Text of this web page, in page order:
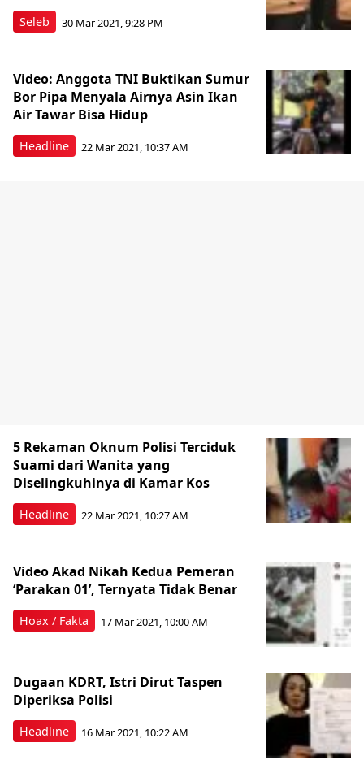
Seleb 30 Mar 2021, 9:28 PM
Headline
Video: Anggota TNI Buktikan Sumur
Bor Pipa Menyala Airnya Asin Ikan
Air Tawar Bisa Hidup
22 Mar 2021, 10:37 AM
Headline
5 Rekaman Oknum Polisi Terciduk
Suami dari Wanita yang
Diselingkuhinya di Kamar Kos
22 Mar 2021, 10:27 AM
Hoax / Fakta
Video Akad Nikah Kedua Pemeran
‘Parakan 01’, Ternyata Tidak Benar
17 Mar 2021, 10:00 AM
Headline
Dugaan KDRT, Istri Dirut Taspen
Diperiksa Polisi
16 Mar 2021, 10:22 AM